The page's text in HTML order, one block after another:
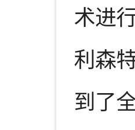
术进
利森
到了